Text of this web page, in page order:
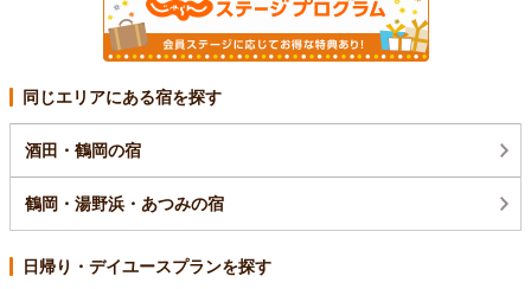
同じエリアにある宿を探す
酒田・鶴岡の宿
鶴岡・湯野浜・あつみの宿
日帰り・デイユースプランを探す